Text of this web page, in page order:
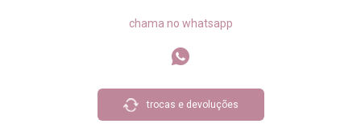
chama no whatsapp
trocas e devoluções